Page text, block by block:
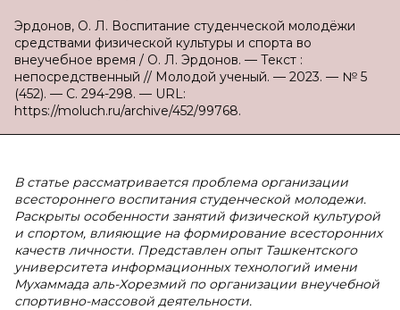
Эрдонов, О. Л. Воспитание студенческой молодёжи
средствами физической культуры и спорта во
внеучебное время / О. Л. Эрдонов. — Текст :
непосредственный // Молодой ученый. — 2023. — № 5
(452). — С. 294-298. — URL:
https://moluch.ru/archive/452/99768.
В статье рассматривается проблема организации
всестороннего воспитания студенческой молодежи.
Раскрыты особенности занятий физической культурой
и спортом, влияющие на формирование всесторонних
качеств личности. Представлен опыт Ташкентского
университета информационных технологий имени
Мухаммада аль-Хорезмий по организации внеучебной
спортивно-массовой деятельности.